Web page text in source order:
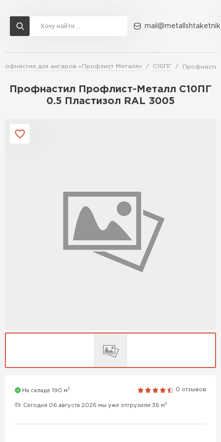
для ангаров «Профлист Металл» С10ПГ
Профнастил Профлист-Металл C10ПГ
0.5 Пластизол RAL 3005
На складе 190 м3 0 отзывов
Сегодня 06 августа 2026 мы уже отгрузили 36 м3
Доставка и оплата Акции О компании Контакты
Перейти в каталог